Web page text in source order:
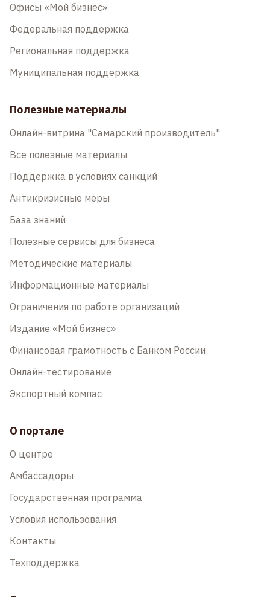
Офисы «Мой бизнес»
Федеральная поддержка
Региональная поддержка
Муниципальная поддержка
Полезные материалы
Онлайн-витрина "Самарский производитель"
Все полезные материалы
Поддержка в условиях санкций
Антикризисные меры
База знаний
Полезные сервисы для бизнеса
Методические материалы
Информационные материалы
Ограничения по работе организаций
Издание «Мой бизнес»
Финансовая грамотность с Банком России
Онлайн-тестирование
Экспортный компас
О портале
О центре
Амбассадоры
Государственная программа
Условия использования
Контакты
Техподдержка